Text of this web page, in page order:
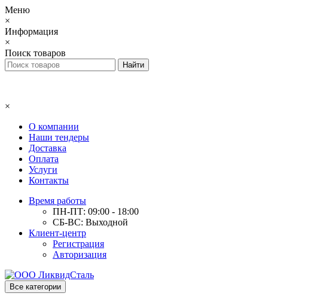
Меню
×
Информация
×
Поиск товаров
×
О компании
Наши тендеры
Доставка
Оплата
Услуги
Контакты
Время работы
ПН-ПТ: 09:00 - 18:00
СБ-ВС: Выходной
Клиент-центр
Регистрация
Авторизация
Все категории